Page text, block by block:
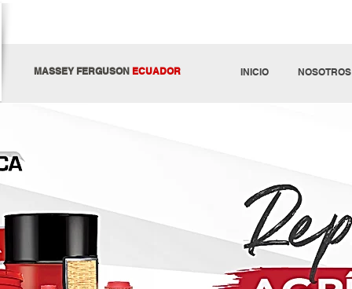
MASSEY FERGUSON ECUADOR INICIO NOSOTROS